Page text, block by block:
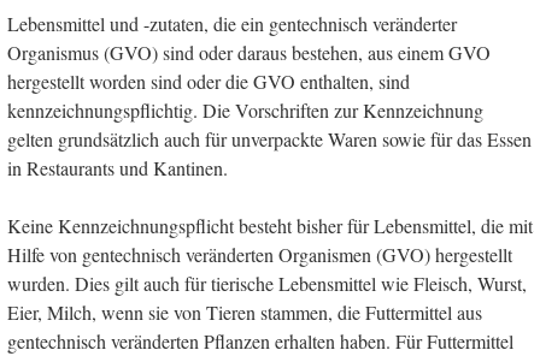
Lebensmittel und -zutaten, die ein gentechnisch veränderter
Organismus (GVO) sind oder daraus bestehen, aus einem GVO
hergestellt worden sind oder die GVO enthalten, sind
kennzeichnungspflichtig. Die Vorschriften zur Kennzeichnung
gelten grundsätzlich auch für unverpackte Waren sowie für das Essen
in Restaurants und Kantinen.
Keine Kennzeichnungspflicht besteht bisher für Lebensmittel, die mit
Hilfe von gentechnisch veränderten Organismen (GVO) hergestellt
wurden. Dies gilt auch für tierische Lebensmittel wie Fleisch, Wurst,
Eier, Milch, wenn sie von Tieren stammen, die Futtermittel aus
gentechnisch veränderten Pflanzen erhalten haben. Für Futtermittel